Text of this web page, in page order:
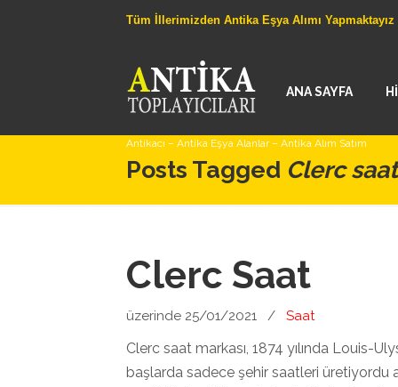
Tüm İllerimizden Antika Eşya Alımı Yapmaktayız
Antikacı – Antika Eşya Alanlar – Antika Alım Satım
ANA SAYFA
Posts Tagged Clerc
Clerc Saat
üzerinde 25/01/2021 / Saat
Clerc saat markası, 1874 yılında Louis-
başlarda sadece şehir saatleri üretiyordu